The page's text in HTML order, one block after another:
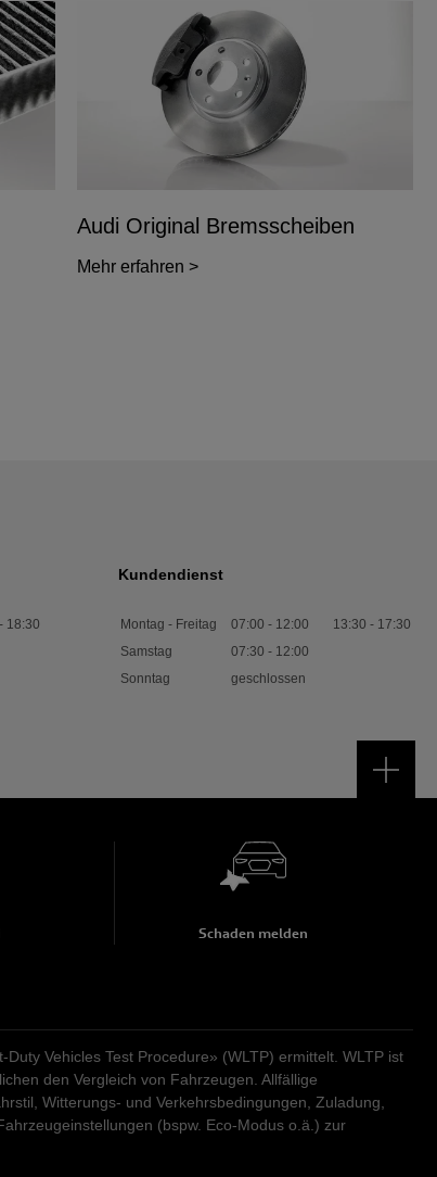
Audi Original Bremsscheiben
Mehr erfahren >
- 18:30
Kundendienst
Montag - Freitag 07:00 - 12:00 13:30 - 17:30
Samstag
07:30 - 12:00
Sonntag
geschlossen
Schaden melden
Vehicles Test Procedure» (WLTP) ermittelt. WLTP ist
den Vergleich von Fahrzeugen. Allfällige
Witterungs- und Verkehrsbedingungen, Zuladung,
(bspw. Eco-Modus o.ä.) zur